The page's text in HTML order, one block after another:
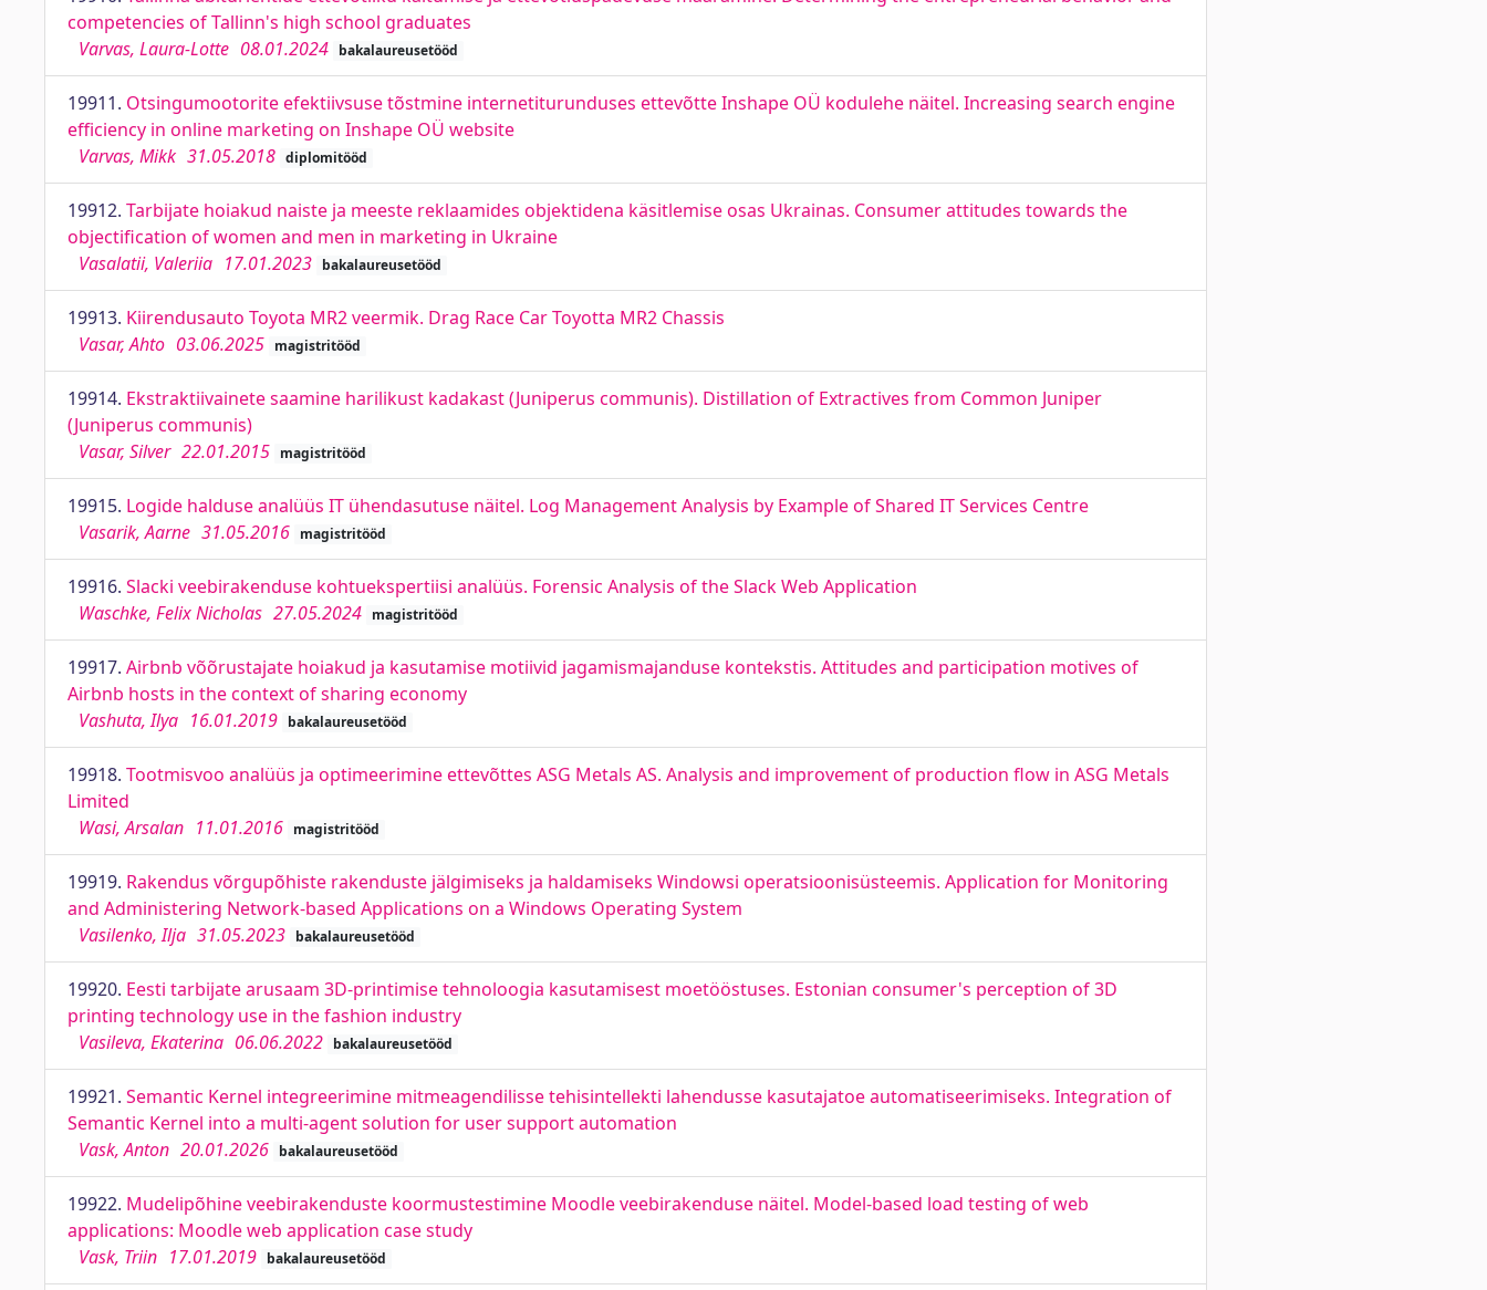
competencies of Tallinn's high school graduates
Varvas, Laura-Lotte 08.01.2024 bakalaureusetööd
19911. Otsingumootorite efektiivsuse tõstmine internetiturunduses ettevõtte Inshape OÜ kodulehe näitel. Increasing search engine
efficiency in online marketing on Inshape OÜ website
Varvas, Mikk 31.05.2018 diplomitööd
19912. Tarbijate hoiakud naiste ja meeste reklaamides objektidena käsitlemise osas Ukrainas. Consumer attitudes towards the
objectification of women and men in marketing in Ukraine
Vasalatii, Valeriia 17.01.2023 bakalaureusetööd
19913. Kiirendusauto Toyota MR2 veermik. Drag Race Car Toyotta MR2 Chassis
Vasar, Ahto 03.06.2025 magistritööd
19914. Ekstraktiivainete saamine harilikust kadakast (Juniperus communis). Distillation of Extractives from Common Juniper
(Juniperus communis)
Vasar, Silver 22.01.2015 magistritööd
19915. Logide halduse analüüs IT ühendasutuse näitel. Log Management Analysis by Example of Shared IT Services Centre
Vasarik, Aarne 31.05.2016 magistritööd
19916. Slacki veebirakenduse kohtuekspertiisi analüüs. Forensic Analysis of the Slack Web Application
Waschke, Felix Nicholas 27.05.2024 magistritööd
19917. Airbnb võõrustajate hoiakud ja kasutamise motiivid jagamismajanduse kontekstis. Attitudes and participation motives of
Airbnb hosts in the context of sharing economy
Vashuta, Ilya 16.01.2019 bakalaureusetööd
19918. Tootmisvoo analüüs ja optimeerimine ettevõttes ASG Metals AS. Analysis and improvement of production flow in ASG Metals
Limited
Wasi, Arsalan 11.01.2016 magistritööd
19919. Rakendus võrgupõhiste rakenduste jälgimiseks ja haldamiseks Windowsi operatsioonisüsteemis. Application for Monitoring
and Administering Network-based Applications on a Windows Operating System
Vasilenko, Ilja 31.05.2023 bakalaureusetööd
19920. Eesti tarbijate arusaam 3D-printimise tehnoloogia kasutamisest moetööstuses. Estonian consumer's perception of 3D
printing technology use in the fashion industry
Vasileva, Ekaterina 06.06.2022 bakalaureusetööd
19921. Semantic Kernel integreerimine mitmeagendilisse tehisintellekti lahendusse kasutajatoe automatiseerimiseks. Integration of
Semantic Kernel into a multi-agent solution for user support automation
Vask, Anton 20.01.2026 bakalaureusetööd
19922. Mudelipõhine veebirakenduste koormustestimine Moodle veebirakenduse näitel. Model-based load testing of web
applications: Moodle web application case study
Vask, Triin 17.01.2019 bakalaureusetööd